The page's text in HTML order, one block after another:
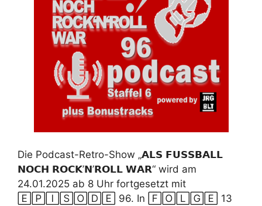
Die Podcast-Retro-Show „𝗔𝗟𝗦 𝗙𝗨𝗦𝗦𝗕𝗔𝗟𝗟
𝗡𝗢𝗖𝗛 𝗥𝗢𝗖𝗞’𝗡’𝗥𝗢𝗟𝗟 𝗪𝗔𝗥“ wird am
24.01.2025 ab 8 Uhr fortgesetzt mit
🄴🄿🄸🅂🄾🄳🄴 96. In 🄵🄾🄻🄶🄴 13